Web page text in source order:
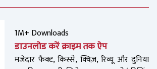
1M+ Downloads
डाउनलोड करें क्राइम तक ऐप
मजेदार फैक्ट, किस्से, क्विज़, रिव्यू और दुनिया